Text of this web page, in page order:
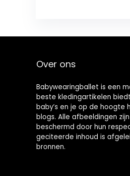
Over ons
Babywearingballet is een
beste kledingartikelen
baby’s en je op de hoogte
blogs. Alle afbeeldingen
beschermd door hun
geciteerde inhoud is
bronnen.